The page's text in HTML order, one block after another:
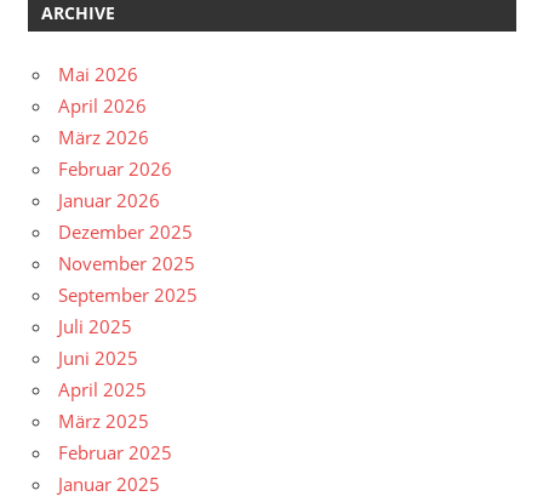
ARCHIVE
Mai 2026
April 2026
März 2026
Februar 2026
Januar 2026
Dezember 2025
November 2025
September 2025
Juli 2025
Juni 2025
April 2025
März 2025
Februar 2025
Januar 2025